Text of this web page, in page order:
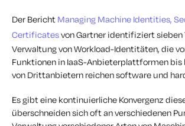
Der Bericht Managing Machine Identities,
Certificatesvon Gartner identifiziert sieben
Verwaltung von Workload-Identitäten, die
Funktionen in IaaS-Anbieterplattformen bis
von Drittanbietern reichen software und
Es gibt eine kontinuierliche Konvergenz
überschneiden sich oft an verschiedenen